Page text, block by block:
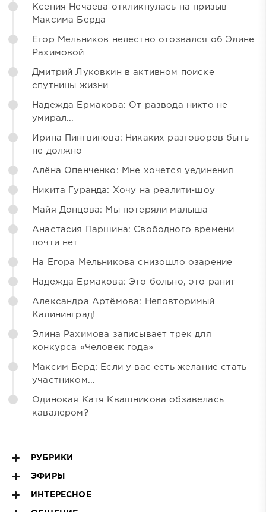
Ксения Нечаева откликнулась на призыв
Максима Берда
Егор Мельников нелестно отозвался об Элине
Рахимовой
Дмитрий Луковкин в активном поиске
спутницы жизни
Надежда Ермакова: От развода никто не
умирал...
Ирина Пингвинова: Никаких разговоров быть
не должно
Алёна Опенченко: Мне хочется уединения
Никита Гуранда: Хочу на реалити-шоу
Майя Донцова: Мы потеряли малыша
Анастасия Паршина: Свободного времени
почти нет
На Егора Мельникова снизошло озарение
Надежда Ермакова: Это больно, это ранит
Александра Артёмова: Неповторимый
Калининград!
Элина Рахимова записывает трек для
конкурса «Человек года»
Максим Берд: Если у вас есть желание стать
участником...
Одинокая Катя Квашникова обзавелась
кавалером?
РУБРИКИ
ЭФИРЫ
ИНТЕРЕСНОЕ